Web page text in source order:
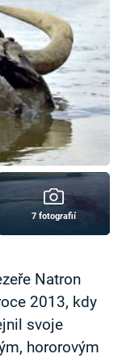
7 fotografií
Natron
2013, kdy
svoje
hororovým